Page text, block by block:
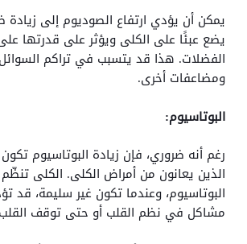
يمكن أن يؤدي ارتفاع الصوديوم إلى
يضع عبئًا على الكلى ويؤثر على قدرتها
الفضلات. هذا قد يتسبب في تراكم
ومضاعفات أخرى.
البوتاسيوم:
رغم أنه ضروري، فإن زيادة البوتاسيوم
الذين يعانون من أمراض الكلى. الكلى
البوتاسيوم، وعندما تكون غير سليمة، قد
مشاكل في نظم القلب أو حتى توقف